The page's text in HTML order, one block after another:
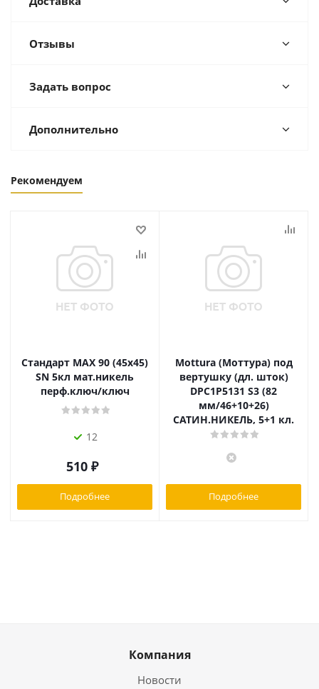
Отзывы
Задать вопрос
Дополнительно
Рекомендуем
Стандарт MAX 90 (45х45)
SN 5кл мат.никель
перф.ключ/ключ
12
510 ₽
Подробнее
Mottura (Моттура) под
вертушку (дл. шток)
DPC1P5131 S3 (82
мм/46+10+26)
САТИН.НИКЕЛЬ, 5+1 кл.
Подробнее
Компания
Новости